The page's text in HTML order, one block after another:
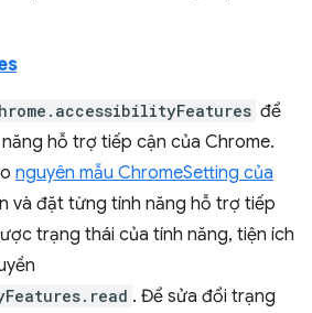
để
hỗ trợ tiếp cận của Chrome.
nguyên mẫu ChromeSetting của
và đặt từng tính năng hỗ trợ tiếp
trạng thái của tính năng, tiện ích
. Để sửa đổi trạng